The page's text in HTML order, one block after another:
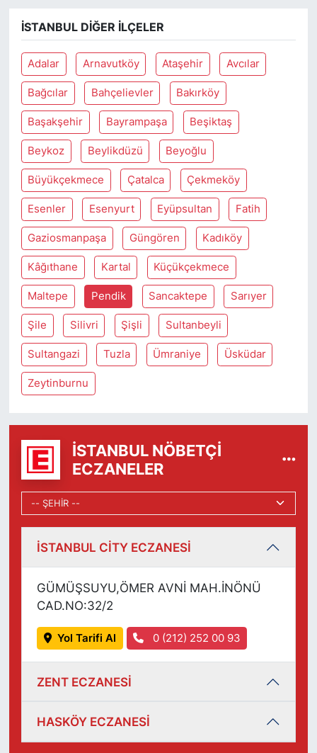
İSTANBUL DIĞER İLÇELER
Adalar Arnavutköy Ataşehir Avcılar
Bağcılar Bahçelievler Bakırköy
Başakşehir Bayrampaşa Beşiktaş
Beykoz Beylikdüzü Beyoğlu
Büyükçekmece Çatalca Çekmeköy
Esenler Esenyurt Eyüpsultan Fatih
Gaziosmanpaşa Güngören Kadıköy
Kâğıthane Kartal Küçükçekmece
Maltepe Pendik Sancaktepe Sarıyer
Şile Silivri Şişli Sultanbeyli
Sultangazi Tuzla Ümraniye Üsküdar
Zeytinburnu
İSTANBUL NÖBETÇI
ECZANELER
İSTANBUL CİTY ECZANESİ
GÜMÜŞSUYU,ÖMER AVNİ MAH.İNÖNÜ
CAD.NO:32/2
Yol Tarifi Al 0 (212) 252 00 93
ZENT ECZANESİ
HASKÖY ECZANESİ